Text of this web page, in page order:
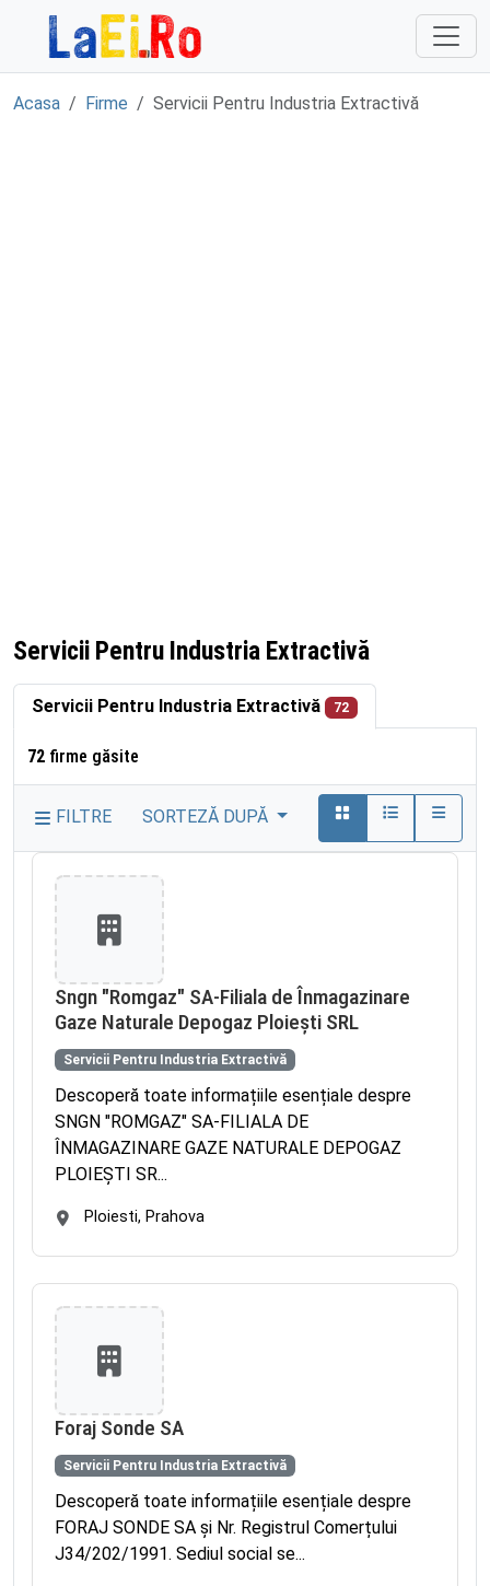
Sari la continut
Acasa Firme Servicii Pentru Industria Extractivă
Servicii Pentru Industria Extractivă
Servicii Pentru Industria Extractivă 72
72 firme găsite
FILTRE SORTEZĂ DUPĂ
Sngn "Romgaz" SA-Filiala de Înmagazinare
Gaze Naturale Depogaz Ploiești SRL
Servicii Pentru Industria Extractivă
Descoperă toate informațiile esențiale despre
SNGN "ROMGAZ" SA-FILIALA DE
ÎNMAGAZINARE GAZE NATURALE DEPOGAZ
PLOIEŞTI SR...
Ploiesti, Prahova
Foraj Sonde SA
Servicii Pentru Industria Extractivă
Descoperă toate informațiile esențiale despre
FORAJ SONDE SA și Nr. Registrul Comerțului
J34/202/1991. Sediul social se...